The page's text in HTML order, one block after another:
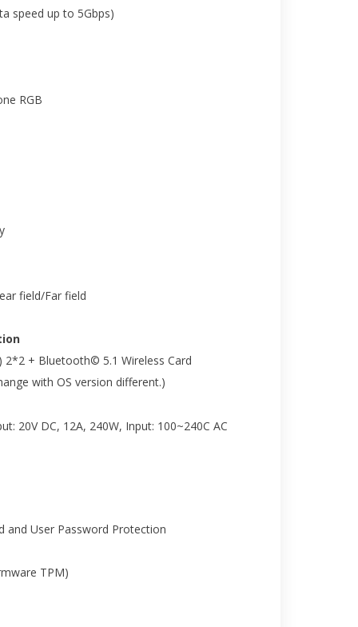
speed up to 5Gbps)
RGB
field/Far field
2*2 + Bluetooth© 5.1 Wireless Card
with OS version different.)
20V DC, 12A, 240W, Input: 100~240C AC
and User Password Protection
TPM)